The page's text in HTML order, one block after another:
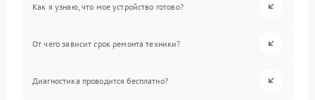
Как я узнаю, что мое устройство готово?
От чего зависит срок ремонта техники?
Диагностика проводится бесплатно?